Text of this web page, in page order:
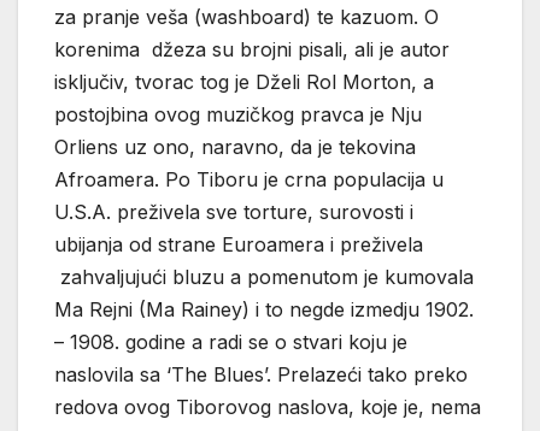
za pranje veša (washboard) te kazuom. O
korenima džeza su brojni pisali, ali je autor
isključiv, tvorac tog je Dželi Rol Morton, a
postojbina ovog muzičkog pravca je Nju
Orliens uz ono, naravno, da je tekovina
Afroamera. Po Tiboru je crna populacija u
U.S.A. preživela sve torture, surovosti i
ubijanja od strane Euroamera i preživela
zahvaljujući bluzu a pomenutom je kumovala
Ma Rejni (Ma Rainey) i to negde izmedju 1902.
– 1908. godine a radi se o stvari koju je
naslovila sa ‘The Blues’. Prelazeći tako preko
redova ovog Tiborovog naslova, koje je, nema